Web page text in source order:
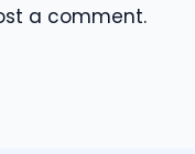
a comment.